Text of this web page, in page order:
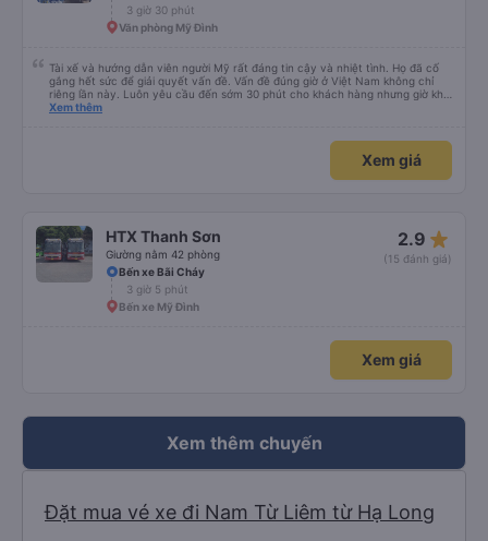
3 giờ 30 phút
Văn phòng Mỹ Đình
Tài xế và hướng dẫn viên người Mỹ rất đáng tin cậy và nhiệt tình. Họ đã cố
gắng hết sức để giải quyết vấn đề. Vấn đề đúng giờ ở Việt Nam không chỉ
riêng lần này. Luôn yêu cầu đến sớm 30 phút cho khách hàng nhưng giờ khởi
hành thường trễ 30 phút. Ngoài ra thì tôi rất hài lòng.
Xem thêm
Xem giá
HTX Thanh Sơn
Giường nằm 42 phòng
2.9 star_rate
(15 đánh giá)
Bến xe Bãi Cháy
3 giờ 5 phút
Bến xe Mỹ Đình
Xem giá
Xem thêm chuyến
Đặt mua vé xe đi Nam Từ Liêm từ Hạ Long